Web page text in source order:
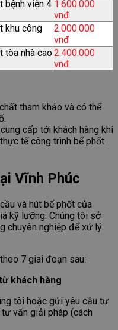
bệnh viện 4 1.600.000
vnđ
khu công
2.000.000
vnđ
tòa nhà cao2.400.000
vnđ
tham khảo và có thể
cấp tới khách hàng khi
tế công trình bể phốt
Vĩnh Phúc
và hút bể phốt của
kỹ lưỡng. Chúng tôi sở
chuyên nghiệp để xử lý
7 giai đoạn sau:
khách hàng
tôi hoặc gửi yêu cầu tư
vấn giải pháp (cách